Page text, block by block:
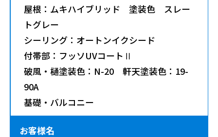
屋根：ムキハイブリッド 塗装色 スレー
トグレー
シーリング：オートンイクシード
付帯部：フッソUVコートⅡ
破風・樋塗装色：N-20 軒天塗装色：19-
90A
基礎・バルコニー
お客様名